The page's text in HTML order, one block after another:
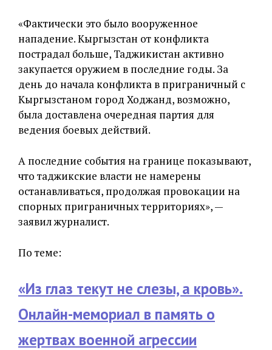
«Фактически это было вооруженное
нападение. Кыргызстан от конфликта
пострадал больше, Таджикистан активно
закупается оружием в последние годы. За
день до начала конфликта в приграничный с
Кыргызстаном город Ходжанд, возможно,
была доставлена очередная партия для
ведения боевых действий.
А последние события на границе показывают,
что таджикские власти не намерены
останавливаться, продолжая провокации на
спорных приграничных территориях», —
заявил журналист.
По теме:
«Из глаз текут не слезы, а кровь».
Онлайн-мемориал в память о
жертвах военной агрессии